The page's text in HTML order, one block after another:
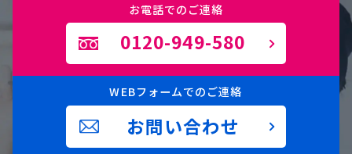
お電話でのご連絡
0120-949-580
WEBフォームでのご連絡
お問い合わせ